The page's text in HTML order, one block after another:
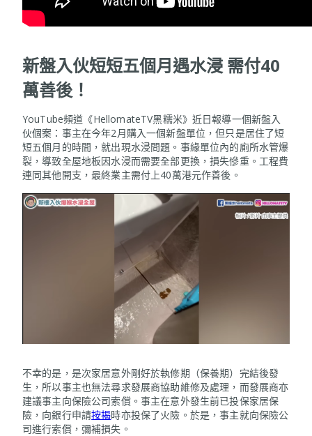
新盤入伙短短五個月遇水浸 需付40
萬善後！
YouTube頻道《HellomateTV黑糯米》近日報導一個新盤入
伙個案：事主在今年2月購入一個新盤單位，但只是居住了短
短五個月的時間，就出現水浸問題。事緣單位內的廁所水管爆
裂，導致全屋地板因水浸而需要全部更換，損失慘重。工程費
連同其他開支，最終業主需付上40萬港元作善後。
不幸的是，是次家居意外剛好於執修期（保養期）完結後發
生，所以事主也無法尋求發展商協助維修及處理，而發展商亦
建議事主向保險公司索償。事主在意外發生前已投保家居保
險，向銀行申請按揭時亦投保了火險。於是，事主就向保險公
司進行索償，彌補損失。